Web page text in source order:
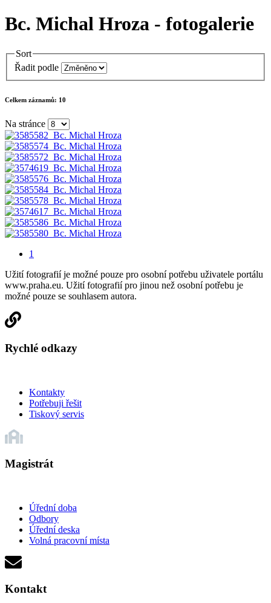
Bc. Michal Hroza - fotogalerie
Sort
Řadit podle
Celkem záznamů: 10
Na stránce
1
Užití fotografií je možné pouze pro osobní potřebu uživatele portálu
www.praha.eu. Užití fotografií pro jinou než osobní potřebu je
možné pouze se souhlasem autora.
Rychlé odkazy
Kontakty
Potřebuji řešit
Tiskový servis
Magistrát
Úřední doba
Odbory
Úřední deska
Volná pracovní místa
Kontakt